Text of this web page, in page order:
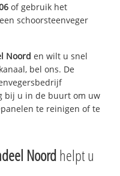
of gebruik het
schoorsteenveger
Noord en wilt u snel
bel ons. De
bij u in de buurt om uw
te reinigen of te
Noordhelpt u